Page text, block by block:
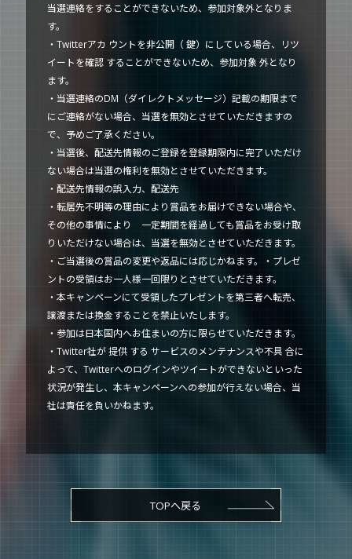
当選連絡をすることができないため、参加対象外となりま
す。
・Twitterアカ ウントを非公開（ 鍵）にしている場合、リツ
イートを確認 することができないため、参加対象 外となり
ます。
・当選連絡のDM（ダイレクトメッセージ）記載の期限まで
にご連絡がない場合、当選を無効とさせていただきますの
で、予めご了承ください。
・当選後、配送先情報のご登録を登録期限内に完了いただけ
ない場合は当選の権利を無効とさせていただきます。
・配送先情報の誤入力、配送先
・転居先不明等の理由により賞品をお届けできない場合や、
その他の事情により 一定期間を経過しても賞品をお受け取
りいただけない場合は、当選を無効とさせていただきます。
・ご当選後の賞品の変更や返品には応じかねます。・プレゼ
ントの受領はお一人様一回限りとさせていただきます。
・本キャンペーンにて受領したプレゼントを第三者へ転売、
譲渡または換金することを禁止いたします。
・参加は日本国内へお住まいの方に限らせていただきます。
・Twitter社が 提供 する サービスのメンテナンスや不具 合に
よって、Twitterへのログインやツイートができないといった
状況が発生し、本キャンペーンへの参加が行えない場合、当
社は責任を負いかねます。
TOPへ戻る